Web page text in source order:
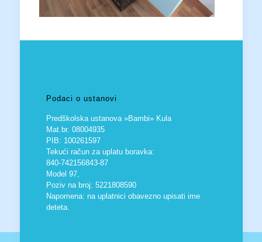
Podaci o ustanovi
Predškolska ustanova »Bambi» Kula
Mat.br. 08004935
PIB: 100261597
Tekući račun za uplatu boravka:
840-742156843-87
Model 97,
Poziv na broj: 5221808590
Napomena: na uplatnici obavezno upisati ime
deteta.